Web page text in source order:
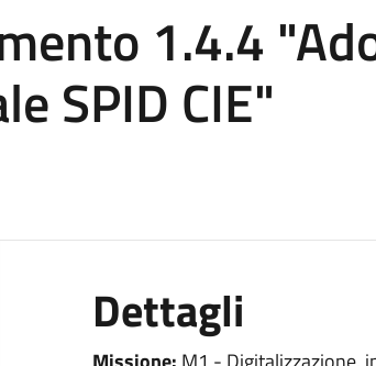
1.4.4
SPID CIE"
Dettagli